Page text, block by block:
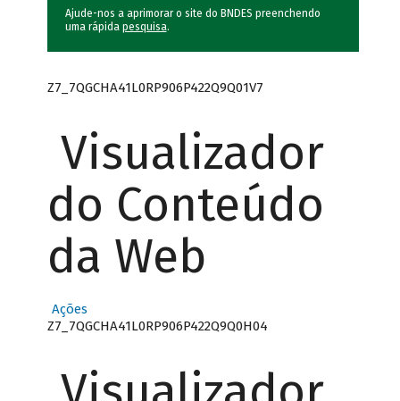
Ajude-nos a aprimorar o site do BNDES preenchendo
uma rápida pesquisa.
Z7_7QGCHA41L0RP906P422Q9Q01V7
Visualizador
do Conteúdo
da Web
Ações
Z7_7QGCHA41L0RP906P422Q9Q0H04